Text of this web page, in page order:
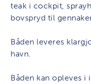
teak i cockpit,
bovspryd til
Båden leveres
havn.
Båden kan opleves i